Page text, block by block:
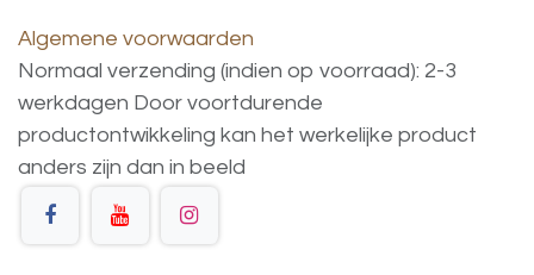
Algemene voorwaarden
Normaal verzending (indien op voorraad): 2-3
werkdagen Door voortdurende
productontwikkeling kan het werkelijke product
anders zijn dan in beeld